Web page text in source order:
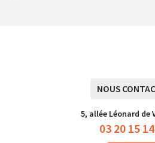
NOUS
5, allée Léonard de
03 20 15